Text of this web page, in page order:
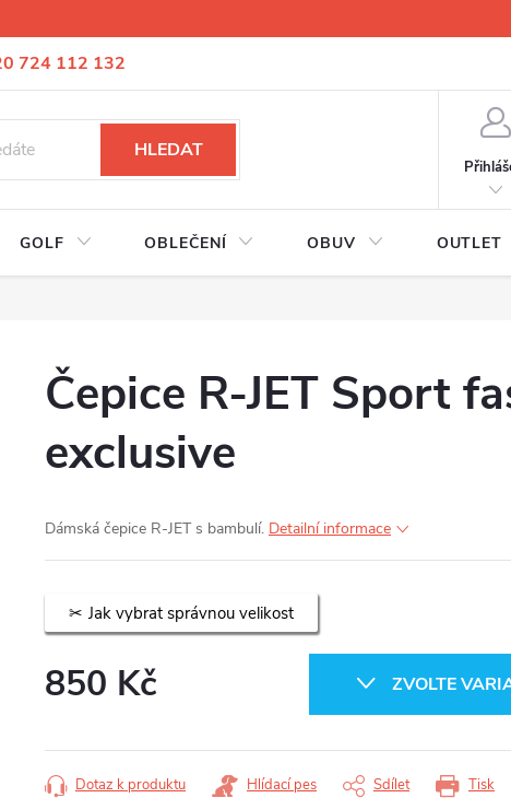
724 112 132
lyžáků na míru
HLEDAT
GOLF OBLEČENÍ OBUV OUTLET
Čepice R-JET Sport
exclusive
Dámská čepice R-JET s bambulí. Detailní informace
Jak vybrat správnou velikost
850 Kč ZVOLTE
Tisk
Dotaz k produktu Hlídací pes Sdílet